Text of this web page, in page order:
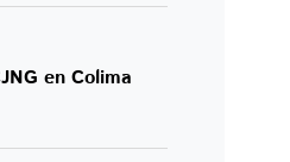
en Colima